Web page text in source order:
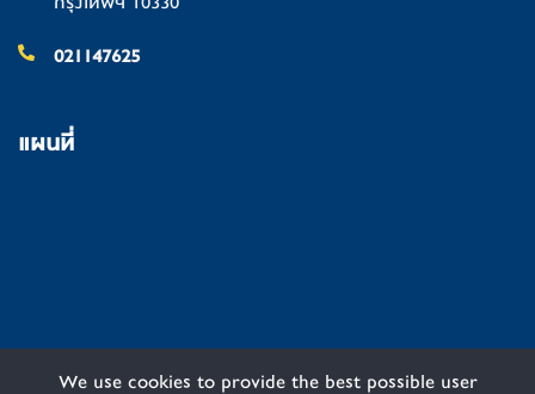
021147625
แผนที่
We use cookies to provide the best possible user